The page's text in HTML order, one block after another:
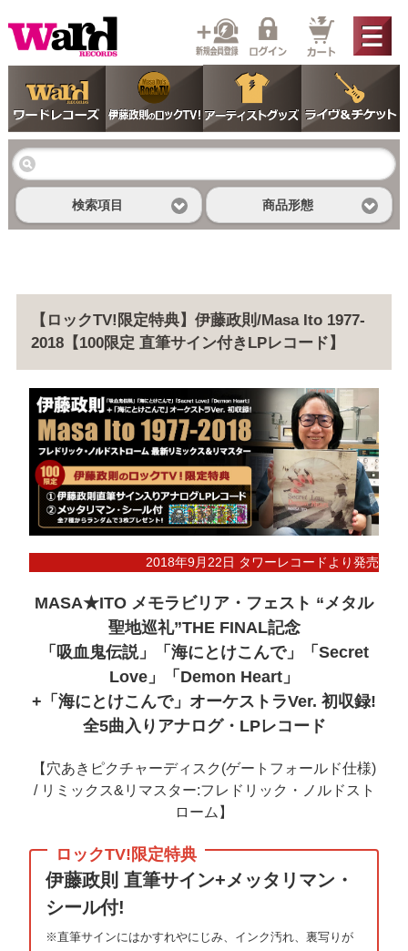
検索項目 商品形態
【ロックTV!限定特典】伊藤政則/Masa Ito 1977-
2018【100限定 直筆サイン付きLPレコード】
2018年9月22日 タワーレコードより発売
MASA★ITO メモラビリア・フェスト “メタル
聖地巡礼”THE FINAL記念
「吸血鬼伝説」「海にとけこんで」「Secret
Love」「Demon Heart」
+「海にとけこんで」オーケストラVer. 初収録!
全5曲入りアナログ・LPレコード
【穴あきピクチャーディスク(ゲートフォールド仕様)
/ リミックス&リマスター:フレドリック・ノルドスト
ローム】
伊藤政則 直筆サイン+メッタリマン・
シール付!
※直筆サインにはかすれやにじみ、インク汚れ、裏写りが